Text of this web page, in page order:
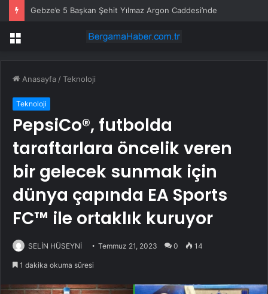
Gebze’e 5 Başkan Şehit Yılmaz Argon Caddesi’nde
Menü
Anasayfa /Teknoloji
Teknoloji
PepsiCo®, futbolda
taraftarlara öncelik veren
bir gelecek sunmak için
dünya çapında EA Sports
FC™ ile ortaklık kuruyor
SELİN HÜSEYNİ Temmuz 21, 2023 0 14
1 dakika okuma süresi